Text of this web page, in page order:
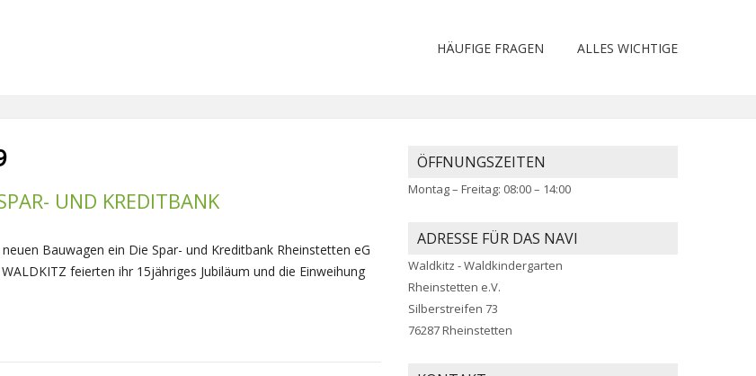
HÄUFIGE FRAGEN ALLES WICHTIGE
UND KREDITBANK
Bauwagen ein Die Spar- und Kreditbank Rheinstetten eG
feierten ihr 15jähriges Jubiläum und die Einweihung
ÖFFNUNGSZEITEN
Montag – Freitag: 08:00 – 14:00
ADRESSE FÜR DAS NAVI
Waldkitz - Waldkindergarten
Rheinstetten e.V.
Silberstreifen 73
76287 Rheinstetten